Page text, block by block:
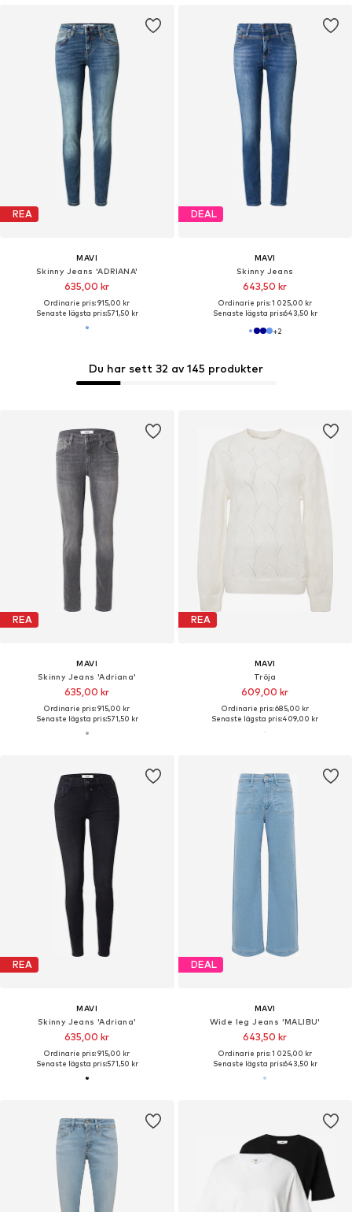
Du har sett 32 av 145 produkter
REA
MAVI
Skinny Jeans 'ADRIANA'
635,00 kr
Ordinarie pris: 915,00 kr
Senaste lägsta pris:571,50 kr
DEAL
MAVI
Skinny Jeans
643,50 kr
Ordinarie pris: 1 025,00 kr
Senaste lägsta pris:643,50 kr
+2
REA
MAVI
Skinny Jeans 'Adriana'
635,00 kr
Ordinarie pris: 915,00 kr
Senaste lägsta pris:571,50 kr
REA
MAVI
Tröja
609,00 kr
Ordinarie pris: 685,00 kr
Senaste lägsta pris:409,00 kr
REA
MAVI
Skinny Jeans 'Adriana'
635,00 kr
Ordinarie pris: 915,00 kr
Senaste lägsta pris:571,50 kr
DEAL
MAVI
Wide leg Jeans 'MALIBU'
643,50 kr
Ordinarie pris: 1 025,00 kr
Senaste lägsta pris:643,50 kr